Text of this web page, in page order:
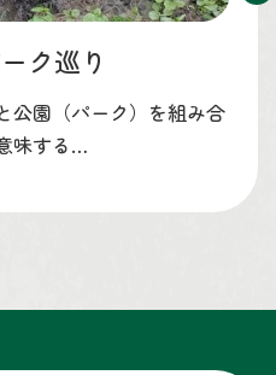
ク巡り
公園（パーク）を組み合
味する…